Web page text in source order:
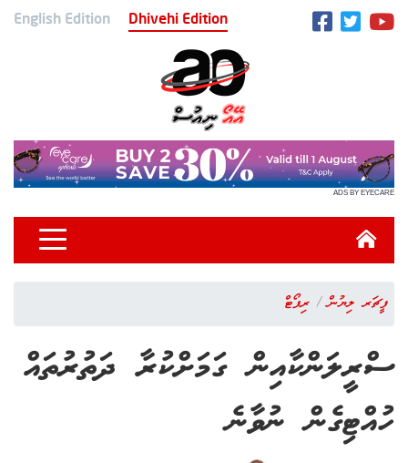
English Edition Dhivehi Edition
ADS BY EYECARE
ފީޗަރ ލިޔުން ރިޕޯޓް
ސްރީލަންކާއިން ގަމަށްކުރާ ދަތުރުތައް
ހުއްޓިގެން ނުވާނެ